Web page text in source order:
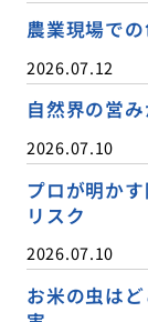
農業現場で
2026.07.12
自然界の営
2026.07.10
プロが明か
リスク
2026.07.10
お米の虫は